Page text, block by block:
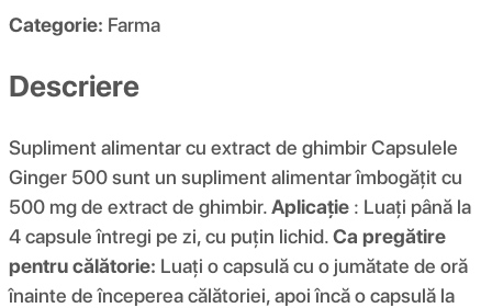
Categorie: Farma
Descriere
Supliment alimentar cu extract de ghimbir Capsulele
Ginger 500 sunt un supliment alimentar îmbogățit cu
500 mg de extract de ghimbir.Aplicație : Luați până la
4 capsule întregi pe zi, cu puțin lichid.Ca pregătire
pentru călătorie: Luați o capsulă cu o jumătate de oră
înainte de începerea călătoriei, apoi încă o capsulă la